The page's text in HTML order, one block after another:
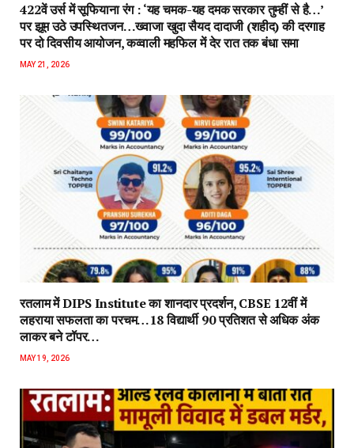
422वें उर्स में सूफियाना रंग : ‘यह चमक-यह दमक सरकार तुम्हीं से है…’
पर झूम उठे उपस्थितजन…ख्वाजा खुदा सैयद दादाजी (शहीद) की दरगाह
पर दो दिवसीय आयोजन, कव्वाली महफिल में देर रात तक बंधा समा
MAY 21, 2026
रतलाम में DIPS Institute का शानदार प्रदर्शन, CBSE 12वीं में
लहराया सफलता का परचम…18 विद्यार्थी 90 प्रतिशत से अधिक अंक
लाकर बने टॉपर…
MAY 19, 2026